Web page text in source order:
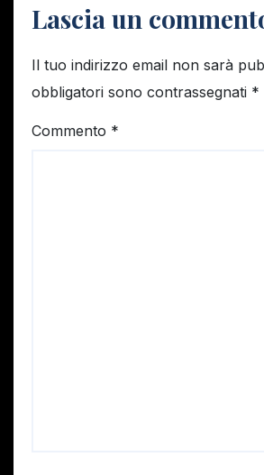
Lascia un
Il tuo indirizzo email non sarà
obbligatori sono contrassegnati *
Commento *